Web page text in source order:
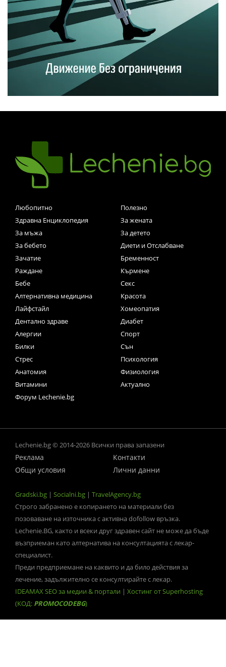
Любопитно
Полезно
Здравна Енциклопедия
За жената
За мъжа
За детето
За бебето
Диети и Отслабване
Зачатие
Бременност
Раждане
Кърмене
Бебе
Секс
Алтернативна медицина
Красота
Лайфстайл
Хомеопатия
Дентално здраве
Диабет
Алергии
Спорт
Билки
Сън
Стрес
Психология
Анатомия
Физиология
Витамини
Актуално
Форум Lechenie.bg
Lechenie.bg © 2014-2026 Всички права запазени
Реклама
Контакти
Общи условия
Лични данни
Gradski.bg | Socialni.bg | TravelAgency.bg
Строго забранено е копирането на материали без
позоваване на източника с активна dofollow връзка.
Lechenie.BG, както и всеки друг здравен сайт не може да бъде
възприеман като алтернатива на консултацията с лекар-
специалист.
Преди предприемане на каквито и да било действия за
лечение, задължително се консултирайте с лекар.
IDEAMAX SEO за медии & портали | Хостинг от Superhosting
(КОД: PROMOCODEBG)